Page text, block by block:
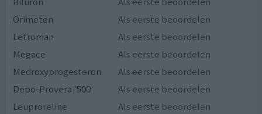
Orimeten
Als eerste beoordelen
Letroman
Als eerste beoordelen
Megace
Als eerste beoordelen
Medroxyprogesteron
Als eerste beoordelen
Depo-Provera '500'
Als eerste beoordelen
Leuproreline
Als eerste beoordelen